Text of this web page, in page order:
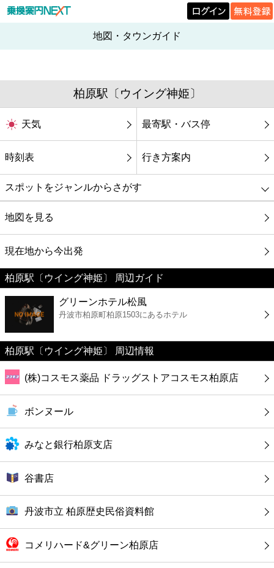
地図・タウンガイド
柏原駅〔ウイング神姫〕
天気 最寄駅・バス停
時刻表 行き方案内
スポットをジャンルからさがす
グルメ
映画
美容
コンビニ
薬局
スーパー
エンタメ
レジャー
書店
ファミレス
ファーストフード
地図を見る
現在地から今出発
柏原駅〔ウイング神姫〕 周辺ガイド
グリーンホテル松風
丹波市柏原町柏原1503にあるホテル
柏原駅〔ウイング神姫〕 周辺情報
(株)コスモス薬品 ドラッグストアコスモス柏原店
ボンヌール
みなと銀行柏原支店
谷書店
丹波市立 柏原歴史民俗資料館
コメリハード&グリーン柏原店